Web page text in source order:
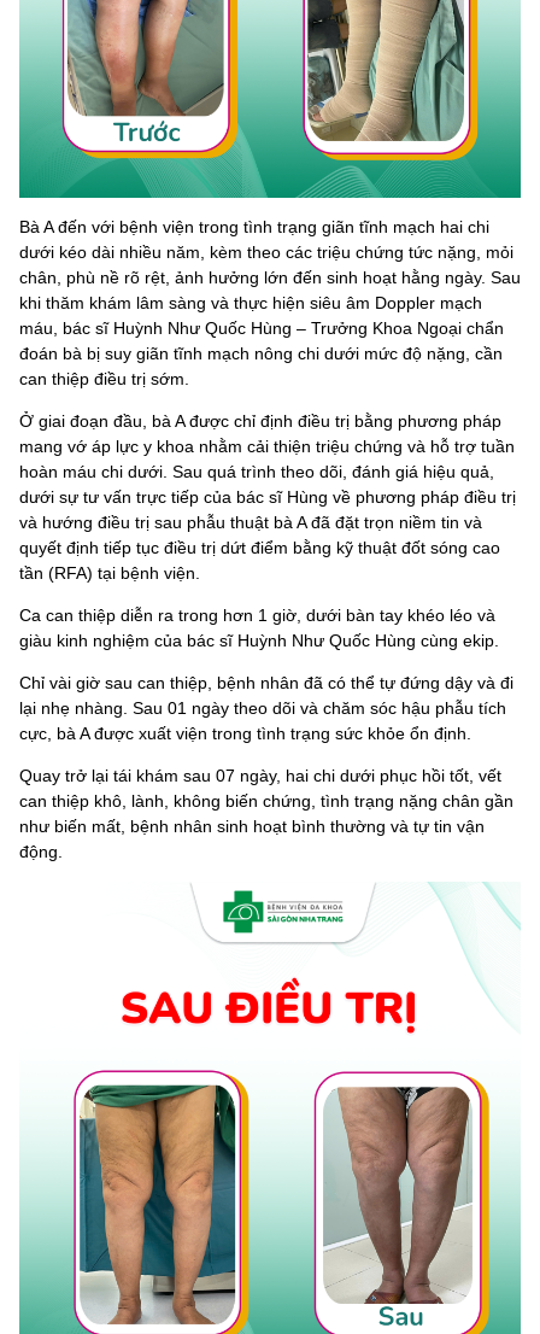
Bà A đến với bệnh viện trong tình trạng giãn tĩnh mạch hai chi
dưới kéo dài nhiều năm, kèm theo các triệu chứng tức nặng, mỏi
chân, phù nề rõ rệt, ảnh hưởng lớn đến sinh hoạt hằng ngày. Sau
khi thăm khám lâm sàng và thực hiện siêu âm Doppler mạch
máu, bác sĩ Huỳnh Như Quốc Hùng – Trưởng Khoa Ngoại chẩn
đoán bà bị suy giãn tĩnh mạch nông chi dưới mức độ nặng, cần
can thiệp điều trị sớm.
Ở giai đoạn đầu, bà A được chỉ định điều trị bằng phương pháp
mang vớ áp lực y khoa nhằm cải thiện triệu chứng và hỗ trợ tuần
hoàn máu chi dưới. Sau quá trình theo dõi, đánh giá hiệu quả,
dưới sự tư vấn trực tiếp của bác sĩ Hùng về phương pháp điều trị
và hướng điều trị sau phẫu thuật bà A đã đặt trọn niềm tin và
quyết định tiếp tục điều trị dứt điểm bằng kỹ thuật đốt sóng cao
tần (RFA) tại bệnh viện.
Ca can thiệp diễn ra trong hơn 1 giờ, dưới bàn tay khéo léo và
giàu kinh nghiệm của bác sĩ Huỳnh Như Quốc Hùng cùng ekip.
Chỉ vài giờ sau can thiệp, bệnh nhân đã có thể tự đứng dậy và đi
lại nhẹ nhàng. Sau 01 ngày theo dõi và chăm sóc hậu phẫu tích
cực, bà A được xuất viện trong tình trạng sức khỏe ổn định.
Quay trở lại tái khám sau 07 ngày, hai chi dưới phục hồi tốt, vết
can thiệp khô, lành, không biến chứng, tình trạng nặng chân gần
như biến mất, bệnh nhân sinh hoạt bình thường và tự tin vận
động.